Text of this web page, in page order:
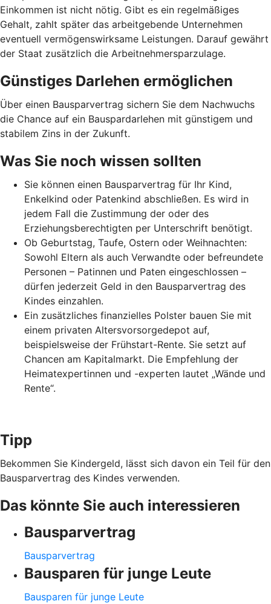
Einkommen ist nicht nötig. Gibt es ein regelmäßiges
Gehalt, zahlt später das arbeitgebende Unternehmen
eventuell vermögenswirksame Leistungen. Darauf gewährt
der Staat zusätzlich die Arbeitnehmer­spar­zulage.
Günstiges Darlehen ermöglichen
Über einen Bausparvertrag sichern Sie dem Nachwuchs
die Chance auf ein Bauspardarlehen mit günstigem und
stabilem Zins in der Zukunft.
Was Sie noch wissen sollten
Sie können einen Bausparvertrag für Ihr Kind,
Enkelkind oder Patenkind abschließen. Es wird in
jedem Fall die Zustimmung der oder des
Erziehungsberechtigten per Unterschrift benötigt.
Ob Geburtstag, Taufe, Ostern oder Weihnachten:
Sowohl Eltern als auch Verwandte oder befreundete
Personen – Patinnen und Paten eingeschlossen –
dürfen jederzeit Geld in den Bausparvertrag des
Kindes einzahlen.
Ein zusätzliches finanzielles Polster bauen Sie mit
einem privaten Altersvorsorgedepot auf,
beispielsweise der Frühstart-Rente. Sie setzt auf
Chancen am Kapitalmarkt. Die Empfehlung der
Heimatexpertinnen und -experten lautet „Wände und
Rente“.
Tipp
Bekommen Sie Kindergeld, lässt sich davon ein Teil für den
Bausparvertrag des Kindes verwenden.
Das könnte Sie auch interessieren
Bausparvertrag
Bausparvertrag
Bausparen für junge Leute
Bausparen für junge Leute